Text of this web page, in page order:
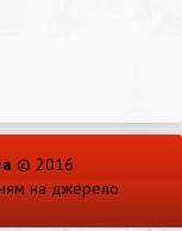
© 2016
на джерело